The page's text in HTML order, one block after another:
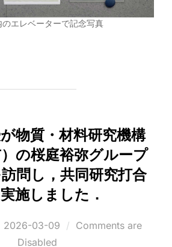
エレベーターで記念写真
物質・材料研究機構
）の桜庭裕弥グループ
問し，共同研究打合
施しました．
Posted
2026-03-09
Comments are
Disabled